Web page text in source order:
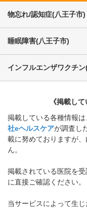
物忘れ/認知症(八王子市)
睡眠障害(八王子市)
インフルエンザワクチン
《掲載し
掲載している各種情報
社eヘルスケアが調査し
載に努めておりますが
ん。
掲載されている医院を
に直接ご確認ください。
当サービスによって生